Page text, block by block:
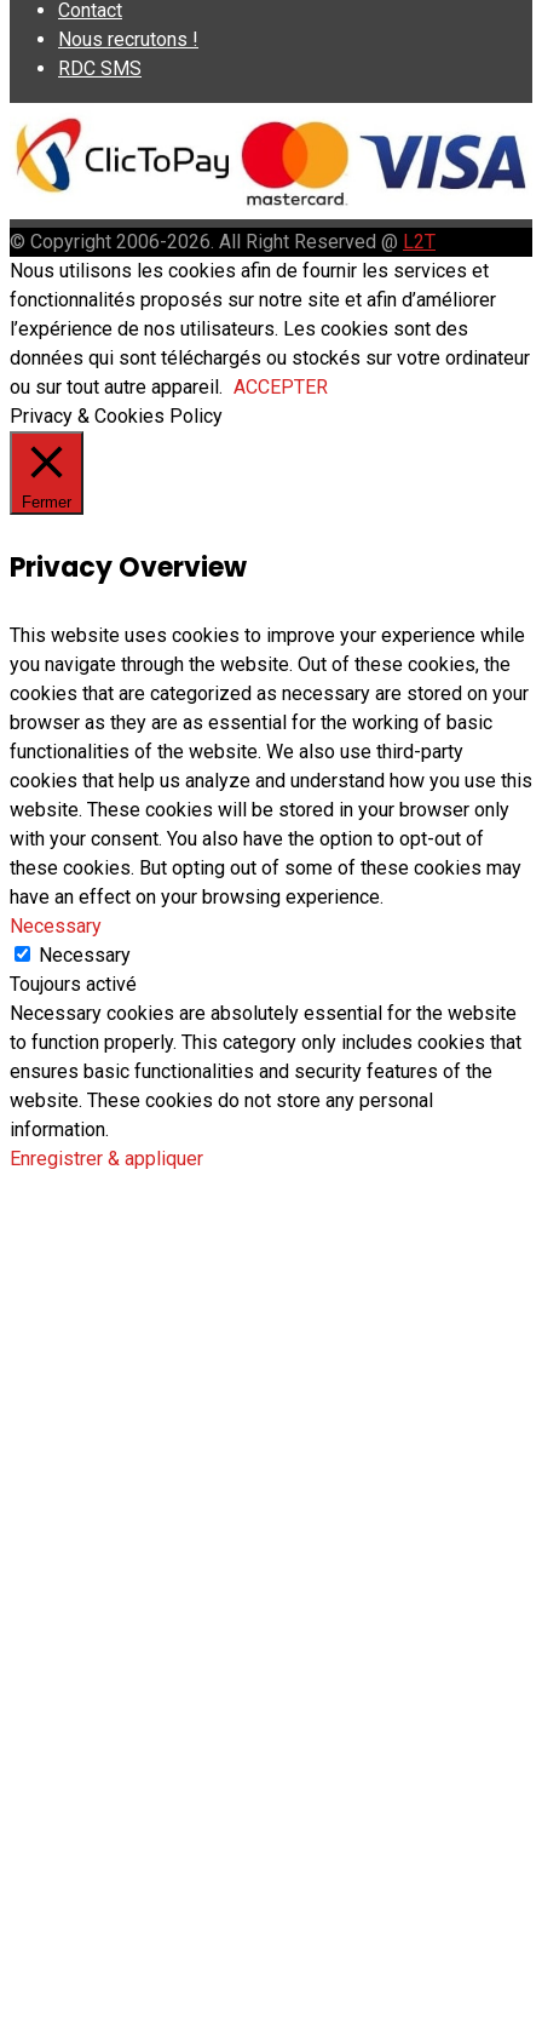
Contact
Nous recrutons !
RDC SMS
© Copyright 2006-2026. All Right Reserved @ L2T
Nous utilisons les cookies afin de fournir les services et
fonctionnalités proposés sur notre site et afin d’améliorer
l’expérience de nos utilisateurs. Les cookies sont des
données qui sont téléchargés ou stockés sur votre ordinateur
ou sur tout autre appareil. ACCEPTER
Privacy & Cookies Policy
Fermer
Privacy Overview
This website uses cookies to improve your experience while
you navigate through the website. Out of these cookies, the
cookies that are categorized as necessary are stored on your
browser as they are as essential for the working of basic
functionalities of the website. We also use third-party
cookies that help us analyze and understand how you use this
website. These cookies will be stored in your browser only
with your consent. You also have the option to opt-out of
these cookies. But opting out of some of these cookies may
have an effect on your browsing experience.
Necessary
Necessary
Toujours activé
Necessary cookies are absolutely essential for the website
to function properly. This category only includes cookies that
ensures basic functionalities and security features of the
website. These cookies do not store any personal
information.
Enregistrer & appliquer